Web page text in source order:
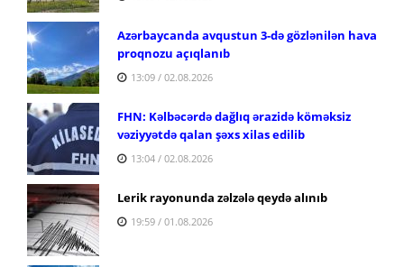
Azərbaycanda avqustun 3-də gözlənilən hava
proqnozu açıqlanıb
13:09 / 02.08.2026
FHN: Kəlbəcərdə dağlıq ərazidə köməksiz
vəziyyətdə qalan şəxs xilas edilib
13:04 / 02.08.2026
Lerik rayonunda zəlzələ qeydə alınıb
19:59 / 01.08.2026